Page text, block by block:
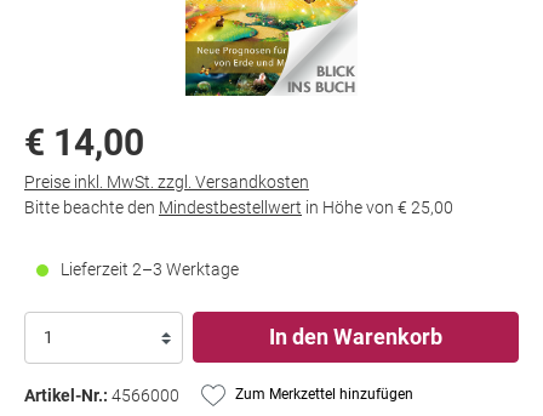
€ 14,00
Preise inkl. MwSt. zzgl. Versandkosten
Bitte beachte den Mindestbestellwert in Höhe von € 25,00
Lieferzeit 2–3 Werktage
In den Warenkorb
Artikel-Nr.: 4566000 Zum Merkzettel hinzufügen